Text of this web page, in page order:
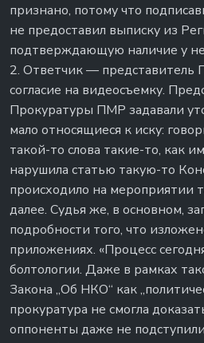
признано, потому что
не предоставил выписку из
подтверждающую наличие у
2. Ответчик — представитель
согласие на видеосъемку.
Прокуратуры ПМР задавали
мало относящиеся к иску:
такой-то слова такие-то, как
нарушила статью такую-то
происходило на мероприятии
далее. Судья же, в основном,
подробности того, что
приложениях. «Процесс
болтологии. Даже в рамках
Закона „Об НКО“ как
прокуратура не смогла
оппоненты даже не